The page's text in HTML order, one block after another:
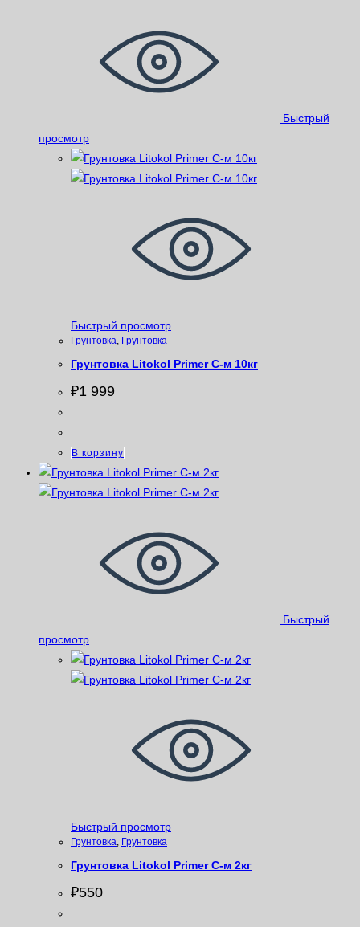
Быстрый
просмотр
Быстрый просмотр
Грунтовка Грунтовка
Грунтовка Litokol Primer С-м 10кг
₽1 999
В корзину
Быстрый
просмотр
Быстрый просмотр
Грунтовка, Грунтовка
Грунтовка Litokol Primer С-м 2кг
₽550